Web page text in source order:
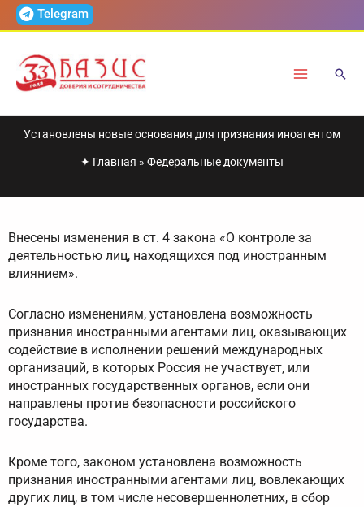
ПерейтиTelegram
Установлены новые основания для признания иноагентом
✦ Главная » Федеральные документы
Внесены изменения в ст. 4 закона «О контроле за
деятельностью лиц, находящихся под иностранным
влиянием».
Согласно изменениям, установлена возможность
признания иностранными агентами лиц, оказывающих
содействие в исполнении решений международных
организаций, в которых Россия не участвует, или
иностранных государственных органов, если они
направлены против безопасности российского
государства.
Кроме того, законом установлена возможность
признания иностранными агентами лиц, вовлекающих
других лиц, в том числе несовершеннолетних, в сбор